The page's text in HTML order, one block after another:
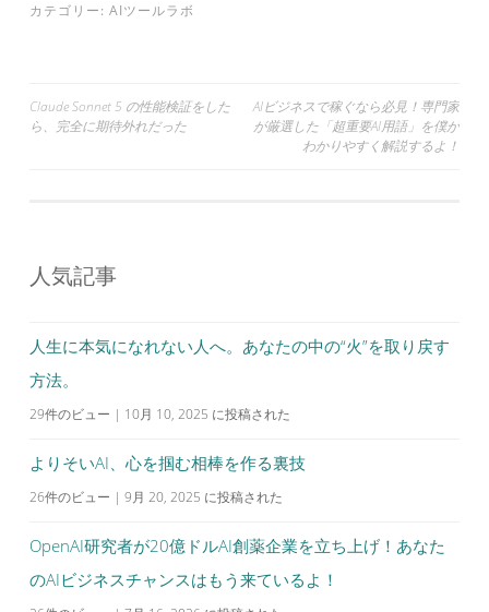
カテゴリー: AIツールラボ
投
ー
ョ
ン
Claude Sonnet 5 の性能検証をした
ら、完全に期待外れだった
AIビジネスで稼ぐなら必見！専門家
が厳選した「超重要AI用語」を僕が
わかりやすく解説するよ！
人気記事
人生に本気になれない人へ。あなたの中の“火”を取り戻す
方法。
29件のビュー | 10月 10, 2025 に投稿された
よりそいAI、心を掴む相棒を作る裏技
26件のビュー | 9月 20, 2025 に投稿された
OpenAI研究者が20億ドルAI創薬企業を立ち上げ！あなた
のAIビジネスチャンスはもう来ているよ！